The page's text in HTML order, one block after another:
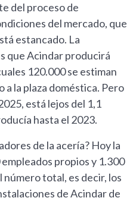
del proceso de
del mercado, que
estancado. La
que Acindar producirá
120.000 se estiman
la plaza doméstica. Pero
está lejos del 1,1
hasta el 2023.
de la acería? Hoy la
propios y 1.300
total, es decir, los
de Acindar de